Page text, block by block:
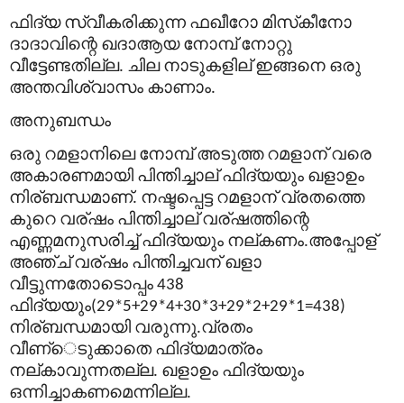
ഫിദ്യ സ്വീകരിക്കുന്ന ഫഖീറോ മിസ്കീനോ
ദാദാവിന്റെ ഖദാആയ നോമ്പ് നോറ്റു
വീട്ടേണ്ടതില്ല. ചില നാടുകളില് ഇങ്ങനെ ഒരു
അന്തവിശ്വാസം കാണാം.
അനുബന്ധം
ഒരു റമളാനിലെ നോമ്പ് അടുത്ത റമളാന് വരെ
അകാരണമായി പിന്തിച്ചാല് ഫിദ്യയും ഖളാഉം
നിര്ബന്ധമാണ്. നഷ്ടപ്പെട്ട റമളാന് വ്രതത്തെ
കുറെ വര്ഷം പിന്തിച്ചാല് വര്ഷത്തിന്റെ
എണ്ണമനുസരിച്ച് ഫിദ്യയും നല്കണം.അപ്പോള്
അഞ്ച് വര്ഷം പിന്തിച്ചവന് ഖളാ
വീട്ടുന്നതോടൊപ്പം 438
ഫിദ്യയും(29*5+29*4+30*3+29*2+29*1=438)
നിര്ബന്ധമായി വരുന്നു.വ്രതം
വീണ്െടുക്കാതെ ഫിദ്യമാത്രം
നല്കാവുന്നതല്ല. ഖളാഉം ഫിദ്യയും
ഒന്നിച്ചാകണമെന്നില്ല.